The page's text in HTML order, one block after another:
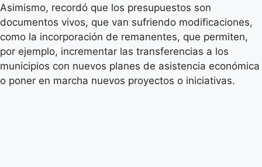
Asimismo, recordó que los presupuestos son
documentos vivos, que van sufriendo modificaciones,
como la incorporación de remanentes, que permiten,
por ejemplo, incrementar las transferencias a los
municipios con nuevos planes de asistencia económica
o poner en marcha nuevos proyectos o iniciativas.